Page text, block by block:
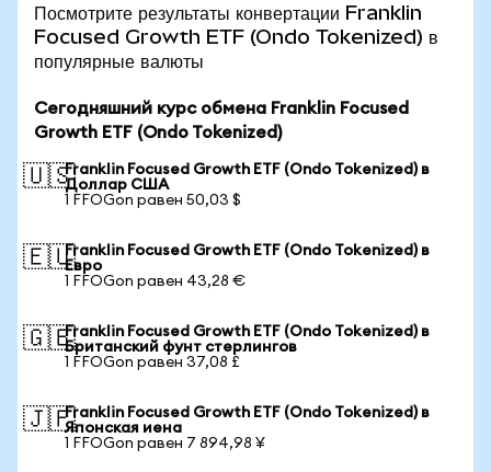
Посмотрите результаты конвертации Franklin
Focused Growth ETF (Ondo Tokenized) в
популярные валюты
Сегодняшний курс обмена Franklin Focused
Growth ETF (Ondo Tokenized)
🇺🇸Franklin Focused Growth ETF (Ondo Tokenized) в
Доллар США
1 FFOGon равен 50,03 $
🇪🇺Franklin Focused Growth ETF (Ondo Tokenized) в
Евро
1 FFOGon равен 43,28 €
🇬🇧Franklin Focused Growth ETF (Ondo Tokenized) в
Британский фунт стерлингов
1 FFOGon равен 37,08 £
🇯🇵Franklin Focused Growth ETF (Ondo Tokenized) в
Японская иена
1 FFOGon равен 7 894,98 ¥